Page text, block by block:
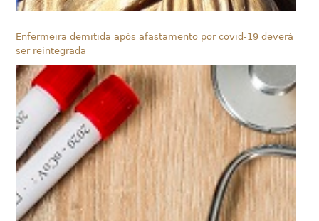
Enfermeira demitida após afastamento por covid-19 deverá
ser reintegrada